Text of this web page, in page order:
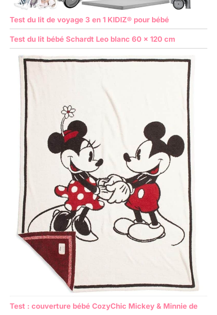
Test du lit de voyage 3 en 1 KIDIZ® pour bébé
Test du lit bébé Schardt Leo blanc 60 x 120 cm
Test : couverture bébé CozyChic Mickey & Minnie de